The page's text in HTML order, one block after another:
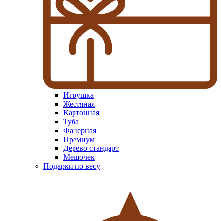
Игрушка
Жестяная
Картонная
Туба
Фанерная
Премиум
Дерево стандарт
Мешочек
Подарки по весу